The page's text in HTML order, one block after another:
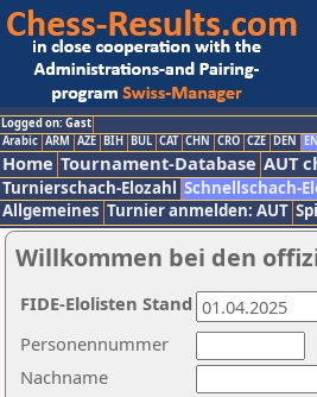
Logged on: Gast
Arabic ARM AZE BIH BUL CAT CHN CRO CZE DEN
Home Tournament-Database AUT
Turnierschach-Elozahl Schnellschach-
Allgemeines Turnier anmelden: AUT
Willkommen bei den
Nachname
Personennummer
FIDE-Elolisten Stand